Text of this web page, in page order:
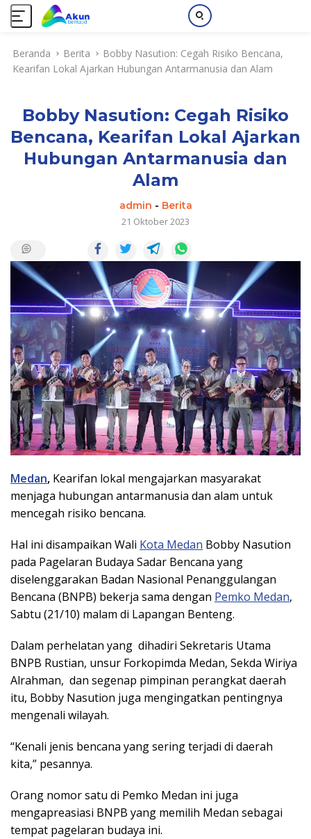
Beranda Berita
Bobby Nasution: Cegah Risiko Bencana,
Kearifan Lokal Ajarkan Hubungan Antarmanusia dan Alam
Bobby Nasution: Cegah Risiko
Bencana, Kearifan Lokal Ajarkan
Hubungan Antarmanusia dan
Alam
admin - Berita
21 Oktober 2023
Medan, Kearifan lokal mengajarkan masyarakat
menjaga hubungan antarmanusia dan alam untuk
mencegah risiko bencana.
Hal ini disampaikan Wali Kota Medan Bobby Nasution
pada Pagelaran Budaya Sadar Bencana yang
diselenggarakan Badan Nasional Penanggulangan
Bencana (BNPB) bekerja sama dengan Pemko Medan,
Sabtu (21/10) malam di Lapangan Benteng.
Dalam perhelatan yang dihadiri Sekretaris Utama
BNPB Rustian, unsur Forkopimda Medan, Sekda Wiriya
Alrahman, dan segenap pimpinan perangkat daerah
itu, Bobby Nasution juga mengingatkan pentingnya
mengenali wilayah.
“Kenali jenis bencana yang sering terjadi di daerah
kita,” pesannya.
Orang nomor satu di Pemko Medan ini juga
mengapreasiasi BNPB yang memilih Medan sebagai
tempat pagelaran budaya ini.